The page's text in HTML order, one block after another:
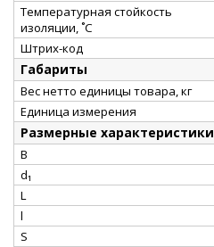
Температурная стойкость
изоляции, ˚С
Штрих-код
Габариты
Вес нетто единицы товара, кг
Единица измерения
Размерные характеристики
B
d₁
L
l
S